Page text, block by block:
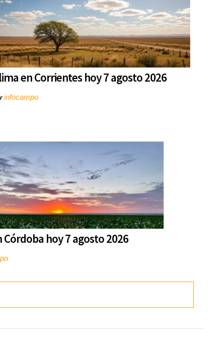
en Corrientes hoy 7 agosto 2026
infocampo
Córdoba hoy 7 agosto 2026